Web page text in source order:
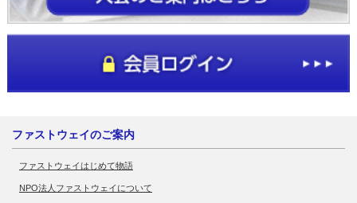
ファストウェイのご案内
ファストウェイはじめて物語
NPO法人ファストウェイについて